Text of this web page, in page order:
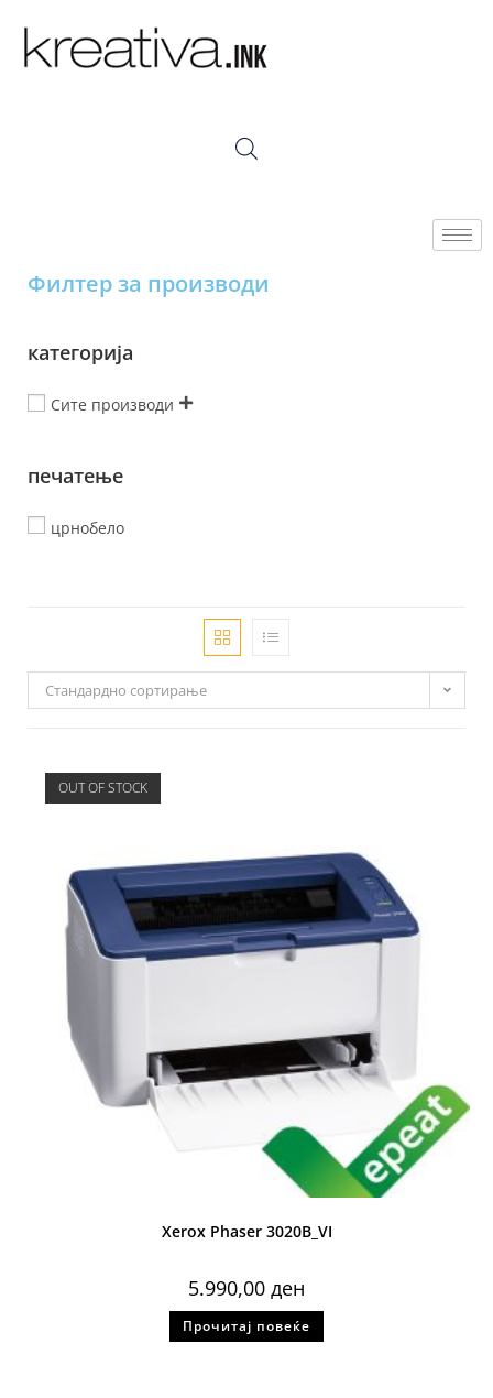
Филтер за производи
категорија
Сите производи
печатење
црнобело
Стандардно сортирање
OUT OF STOCK
Xerox Phaser 3020B_VI
5.990,00 ден
Прочитај повеќе